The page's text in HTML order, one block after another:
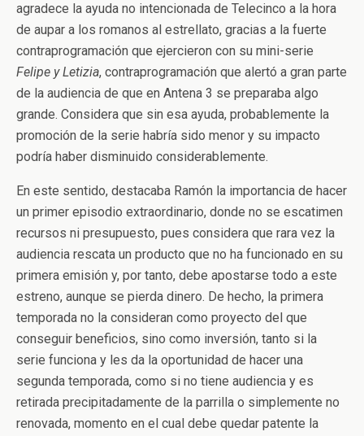
agradece la ayuda no intencionada de Telecinco a la hora
de aupar a los romanos al estrellato, gracias a la fuerte
contraprogramación que ejercieron con su mini-serie
Felipe y Letizia, contraprogramación que alertó a gran parte
de la audiencia de que en Antena 3 se preparaba algo
grande. Considera que sin esa ayuda, probablemente la
promoción de la serie habría sido menor y su impacto
podría haber disminuido considerablemente.
En este sentido, destacaba Ramón la importancia de hacer
un primer episodio extraordinario, donde no se escatimen
recursos ni presupuesto, pues considera que rara vez la
audiencia rescata un producto que no ha funcionado en su
primera emisión y, por tanto, debe apostarse todo a este
estreno, aunque se pierda dinero. De hecho, la primera
temporada no la consideran como proyecto del que
conseguir beneficios, sino como inversión, tanto si la
serie funciona y les da la oportunidad de hacer una
segunda temporada, como si no tiene audiencia y es
retirada precipitadamente de la parrilla o simplemente no
renovada, momento en el cual debe quedar patente la